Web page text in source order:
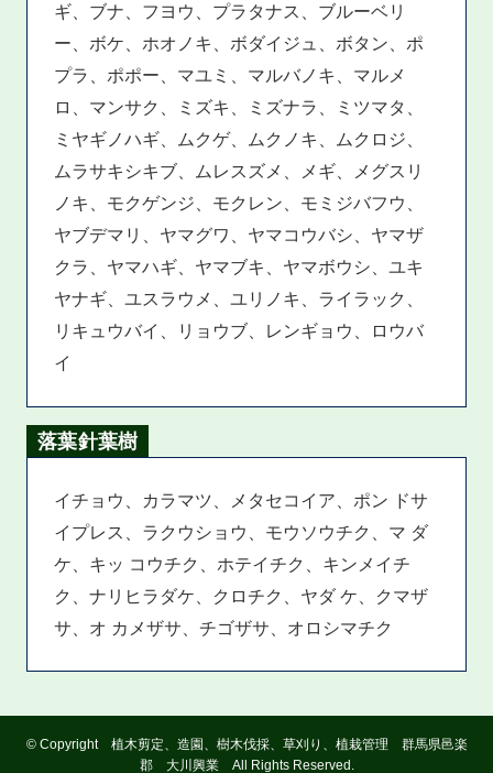
ギ、ブナ、フヨウ、プラタナス、ブルーベリ
ー、ボケ、ホオノキ、ボダイジュ、ボタン、ポ
プラ、ポポー、マユミ、マルバノキ、マルメ
ロ、マンサク、ミズキ、ミズナラ、ミツマタ、
ミヤギノハギ、ムクゲ、ムクノキ、ムクロジ、
ムラサキシキブ、ムレスズメ、メギ、メグスリ
ノキ、モクゲンジ、モクレン、モミジバフウ、
ヤブデマリ、ヤマグワ、ヤマコウバシ、ヤマザ
クラ、ヤマハギ、ヤマブキ、ヤマボウシ、ユキ
ヤナギ、ユスラウメ、ユリノキ、ライラック、
リキュウバイ、リョウブ、レンギョウ、ロウバ
イ
落葉針葉樹
イチョウ、カラマツ、メタセコイア、ポン ドサ
イプレス、ラクウショウ、モウソウチク、マ ダ
ケ、キッ コウチク、ホテイチク、キンメイチ
ク、ナリヒラダケ、クロチク、ヤダ ケ、クマザ
サ、オ カメザサ、チゴザサ、オロシマチク
©Copyright 植木剪定、造園、樹木伐採、草刈り、植栽管理 群馬県邑楽
郡 大川興業 All Rights Reserved.